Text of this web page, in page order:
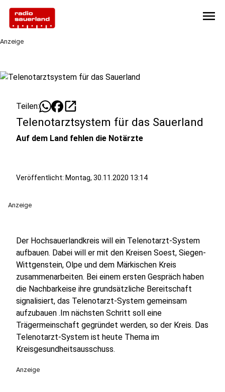
menu
Anzeige
Teilen: open_in_new
Telenotarztsystem für das Sauerland
Auf dem Land fehlen die Notärzte
Veröffentlicht: Montag, 30.11.2020 13:14
Anzeige
Der Hochsauerlandkreis will ein Telenotarzt-System
aufbauen. Dabei will er mit den Kreisen Soest, Siegen-
Wittgenstein, Olpe und dem Märkischen Kreis
zusammenarbeiten. Bei einem ersten Gespräch haben
die Nachbarkeise ihre grundsätzliche Bereitschaft
signalisiert, das Telenotarzt-System gemeinsam
aufzubauen .Im nächsten Schritt soll eine
Trägermeinschaft gegründet werden, so der Kreis. Das
Telenotarzt-System ist heute Thema im
Kreisgesundheitsausschuss.
Anzeige